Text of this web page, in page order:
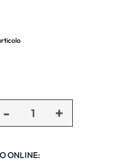
ONLINE: